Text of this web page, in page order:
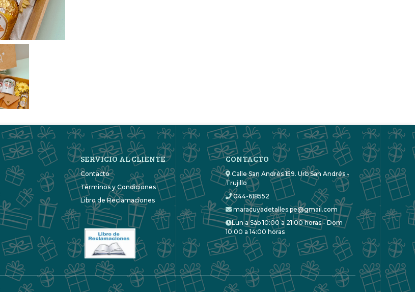
SERVICIO AL CLIENTE
Contacto
Términos y Condiciones
Libro de Reclamaciones
CONTACTO
Calle San Andrés 159. Urb San Andrés -
Trujillo
044-618552
maracuyadetalles.pe@gmail.com
Lun a Sáb 10:00 a 21:00 horas - Dom
10:00 a 14:00 horas